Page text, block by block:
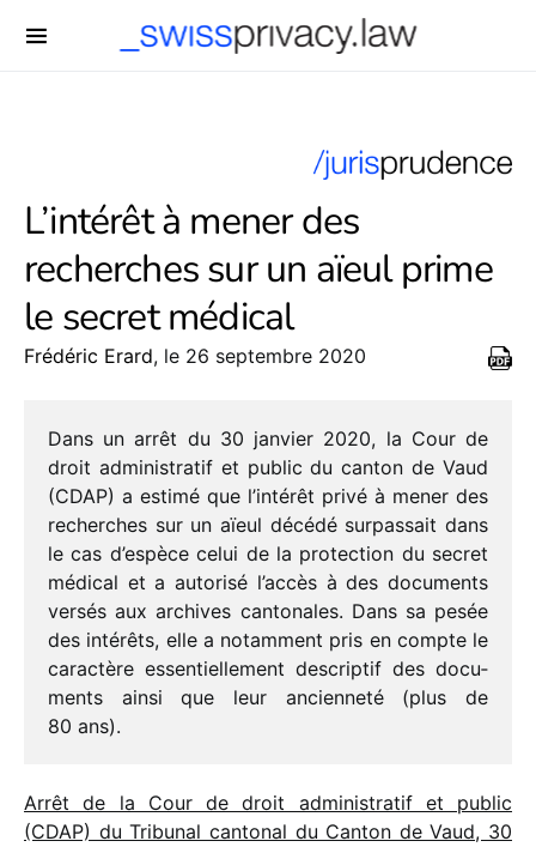
L’intérêt à mener des
recherches sur un aïeul prime
le secret médical
Frédéric Erard, le 26 septembre 2020
Dans un arrêt du 30 janvier 2020, la Cour de
droit admi­nis­tra­tif et public du canton de Vaud
(CDAP) a estimé que l’intérêt privé à mener des
recherches sur un aïeul décédé surpas­sait dans
le cas d’espèce celui de la protec­tion du secret
médi­cal et a auto­risé l’accès à des docu­ments
versés aux archives canto­nales. Dans sa pesée
des inté­rêts, elle a notam­ment pris en compte le
carac­tère essen­tiel­le­ment descrip­tif des docu­
ments ainsi que leur ancien­neté (plus de
80 ans).
Arrêt de la Cour de droit admi­nis­tra­tif et public
(CDAP) du Tribunal canto­nal du Canton de Vaud, 30